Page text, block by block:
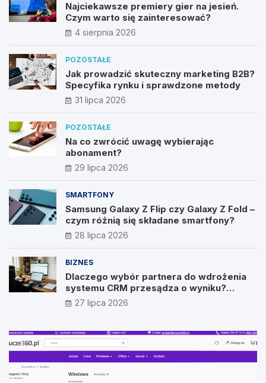
Najciekawsze premiery gier na jesień.
Czym warto się zainteresować?
4 sierpnia 2026
POZOSTAŁE
Jak prowadzić skuteczny marketing B2B?
Specyfika rynku i sprawdzone metody
31 lipca 2026
POZOSTAŁE
Na co zwrócić uwagę wybierając
abonament?
29 lipca 2026
SMARTFONY
Samsung Galaxy Z Flip czy Galaxy Z Fold –
czym różnią się składane smartfony?
28 lipca 2026
BIZNES
Dlaczego wybór partnera do wdrożenia
systemu CRM przesądza o wyniku?
Wywiad z Pawłem Prymakowskim, CEO IT
Vision
27 lipca 2026